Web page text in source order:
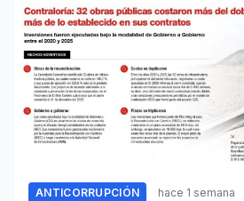
ANTICORRUPCIÓN hace 1 semana